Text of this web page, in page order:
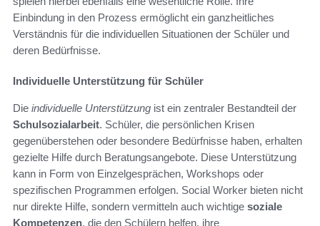
Einbindung in den Prozess ermöglicht ein ganzheitliches
Verständnis für die individuellen Situationen der Schüler und
deren Bedürfnisse.
Individuelle Unterstützung für Schüler
Die individuelle Unterstützung ist ein zentraler Bestandteil der
Schulsozialarbeit. Schüler, die persönlichen Krisen
gegenüberstehen oder besondere Bedürfnisse haben, erhalten
gezielte Hilfe durch Beratungsangebote. Diese Unterstützung
kann in Form von Einzelgesprächen, Workshops oder
spezifischen Programmen erfolgen. Social Worker bieten nicht
nur direkte Hilfe, sondern vermitteln auch wichtige soziale
Kompetenzen, die den Schülern helfen, ihre